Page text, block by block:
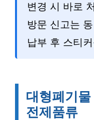
변경 시 바로
방문 신고는
납부 후 스티
대형폐기
전제품류